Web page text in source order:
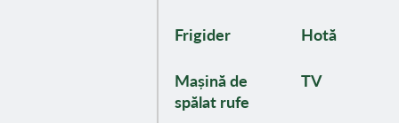
Frigider Hotă
Mașină de
spălat rufe
TV